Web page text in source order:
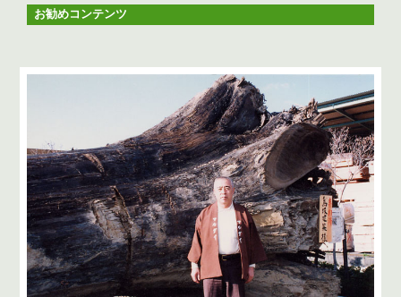
お勧めコンテンツ